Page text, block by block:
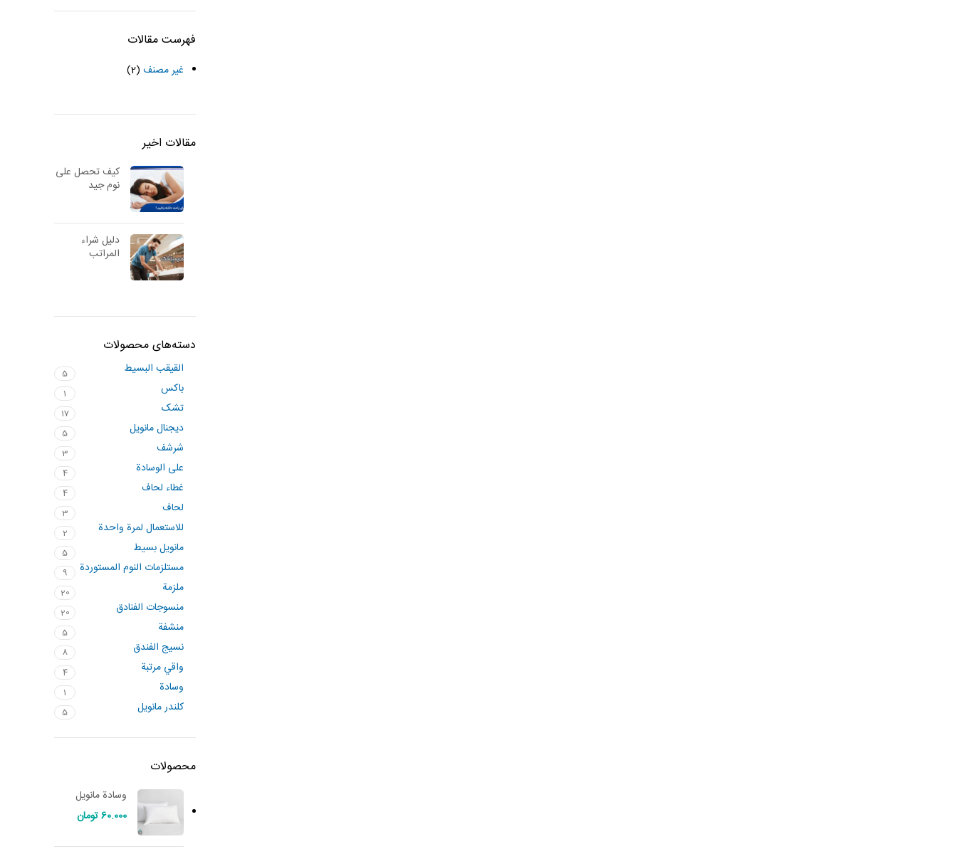
فهرست مقالات
غير مصنف (2)
مقالات اخیر
كيف تحصل على
نوم جيد
دليل شراء
المراتب
دسته‌های محصولات
القيقب البسيط 5
باکس 1
تشک 17
ديجنال مانويل 5
شرشف 3
على الوسادة 4
غطاء لحاف 4
لحاف 3
للاستعمال لمرة واحدة 2
مانويل بسيط 5
مستلزمات النوم المستوردة 9
ملزمة 20
منسوجات الفنادق 20
منشفة 5
نسيج الفندق 8
واقي مرتبة 4
وسادة 1
کلندر مانويل 5
محصولات
وسادة مانويل
60.000تومان